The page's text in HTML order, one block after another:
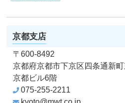
京都支店
〒600-8492
京都府京都市下京区四条通新
京都ビル6階
075-255-2211